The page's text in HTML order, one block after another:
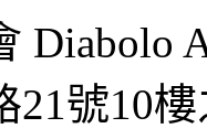
Diabolo
21號10